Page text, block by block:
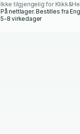
Ikke tilgjengelig for
På nettlager. Bestilles fra
5-8 virkedager